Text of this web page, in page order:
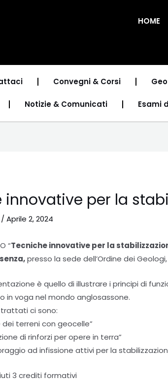
HOME
Convegni & Corsi
Notizie & Comunicati Esami
innovative per la
/Aprile 2, 2024
“Tecniche innovative per la
presso la sede dell’Ordine dei
è quello di illustrare i principi di
in voga nel mondo anglosassone.
ci sono:
dei terreni con geocelle”
di rinforzi per opere in terra”
ad infissione attivi per la
3 crediti formativi